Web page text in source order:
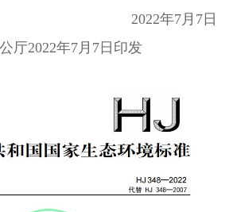
2022年7月7日
2022年7月7日印发